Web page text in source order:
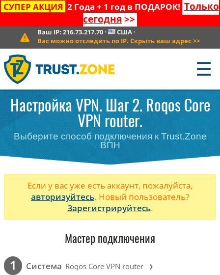
СУПЕР АКЦИЯ 2 Года + 1 год в ПОДАРОК! Только
сегодня >>
Ваш IP: 216.73.217.70· США·
Вас можно отследить по IP. Скрыть ваш адрес >>
☰
Настройка VPN. Шаг 2. Roqos Core
VPN router.
Выберите способ подключения к Trust.Zone
ВПН
Если у вас уже есть аккаунт, пожалуйста,
авторизуйтесь. Новый пользователь?
Зарегистрируйтесь.
Мастер подключения
1 Cистема Roqos Core VPN router ›